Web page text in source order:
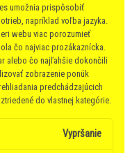
umožnia prispôsobiť
napríklad voľba jazyka.
webu viac porozumieť
čo najviac prozákaznícka.
alebo čo najľahšie dokončili
zobrazenie ponúk
predchádzajúcich
do vlastnej kategórie.
Vypršanie